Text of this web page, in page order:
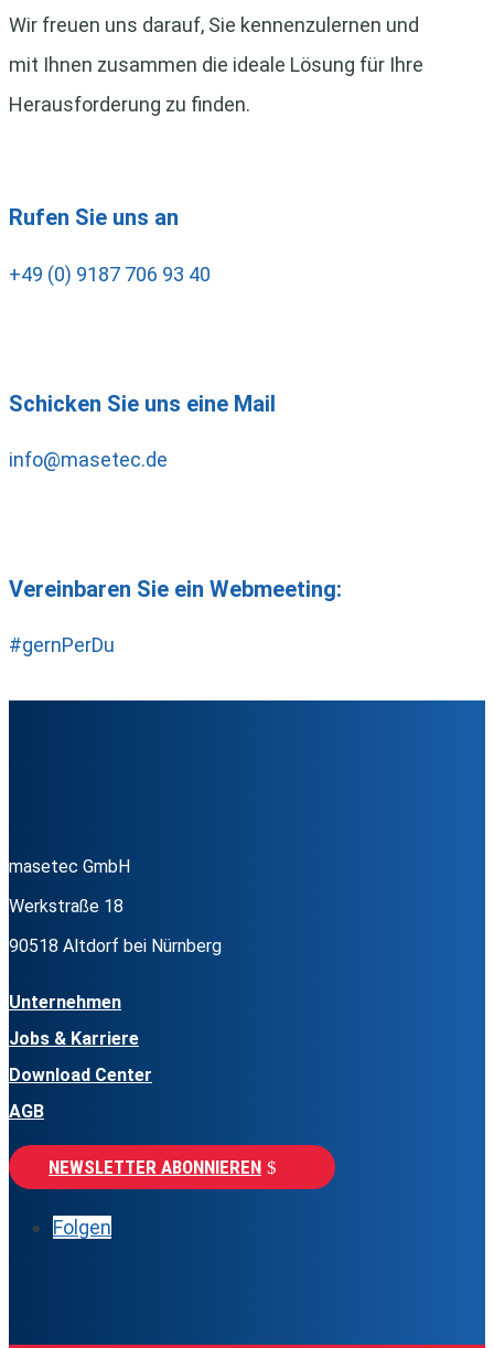
Wir freuen uns darauf, Sie kennenzulernen und
mit Ihnen zusammen die ideale Lösung für Ihre
Herausforderung zu finden.
Rufen Sie uns an
+49 (0) 9187 706 93 40
Schicken Sie uns eine Mail
info@masetec.de
Vereinbaren Sie ein Webmeeting:
#gernPerDu
masetec GmbH
Werkstraße 18
90518 Altdorf bei Nürnberg
Unternehmen
Jobs & Karriere
Download Center
AGB
NEWSLETTER ABONNIEREN
Folgen